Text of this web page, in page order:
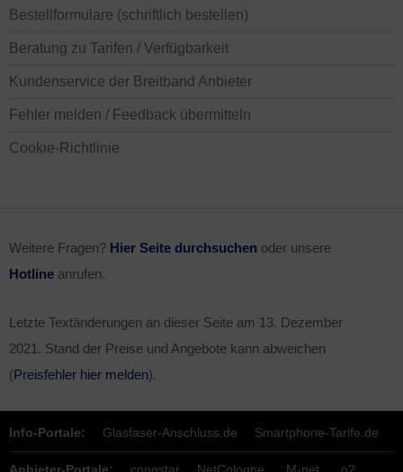
Bestellformulare (schriftlich bestellen)
Beratung zu Tarifen / Verfügbarkeit
Kundenservice der Breitband Anbieter
Fehler melden / Feedback übermitteln
Cookie-Richtlinie
Weitere Fragen? Hier Seite durchsuchen oder unsere
Hotline anrufen.
Letzte Textänderungen an dieser Seite am 13. Dezember
2021 . Stand der Preise und Angebote kann abweichen
(Preisfehler hier melden).
Info-Portale: Glasfaser-Anschluss.de Smartphone-Tarife.de